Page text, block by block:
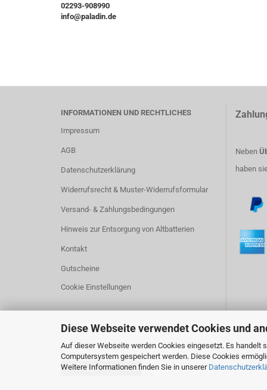
Diese Webseite verwendet Cookies und
Auf dieser Webseite werden Cookies eingesetzt. Es handelt
Computersystem gespeichert werden. Diese Cookies
Weitere Informationen finden Sie in unserer
02293-908990
info@paladin.de
INFORMATIONEN UND RECHTLICHES
Impressum
AGB
Datenschutzerklärung
Widerrufsrecht & Muster-Widerrufsformular
Versand- & Zahlungsbedingungen
Hinweis zur Entsorgung von Altbatterien
Kontakt
Gutscheine
Cookie Einstellungen
Neben
haben
Vertrag widerrufen